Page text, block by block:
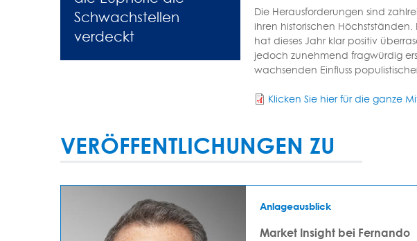
Schwachstellen
verdeckt
Die Herausforderungen sind
ihren historischen
hat dieses Jahr klar positiv
jedoch zunehmend fragwürdig
wachsenden Einfluss
Klicken Sie hier für die ganze
VERÖFFENTLICHUNGEN ZU
Anlageausblick
Market Insight bei Fernando